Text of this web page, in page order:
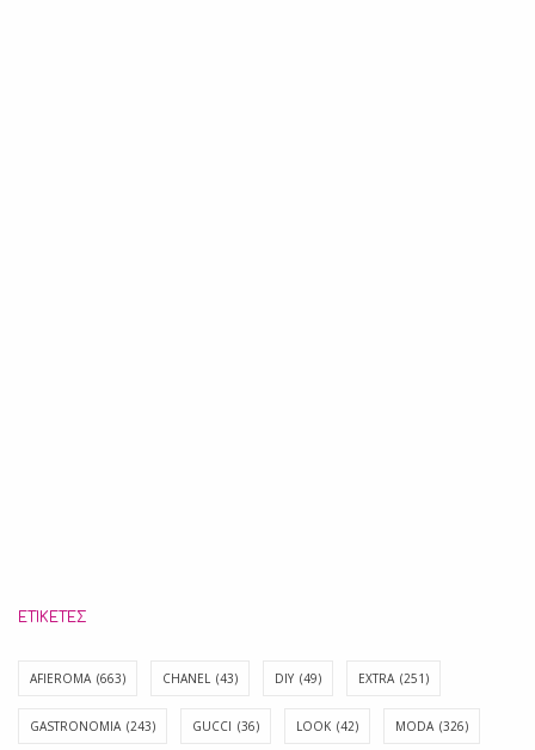
ΕΤΙΚΈΤΕΣ
AFIEROMA (663) CHANEL (43) DIY (49) EXTRA (251)
GASTRONOMIA (243) GUCCI (36) LOOK (42) MODA (326)